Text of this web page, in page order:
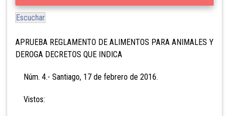
Escuchar
APRUEBA REGLAMENTO DE ALIMENTOS PARA ANIMALES Y
DEROGA DECRETOS QUE INDICA
Núm. 4.- Santiago, 17 de febrero de 2016.
Vistos: